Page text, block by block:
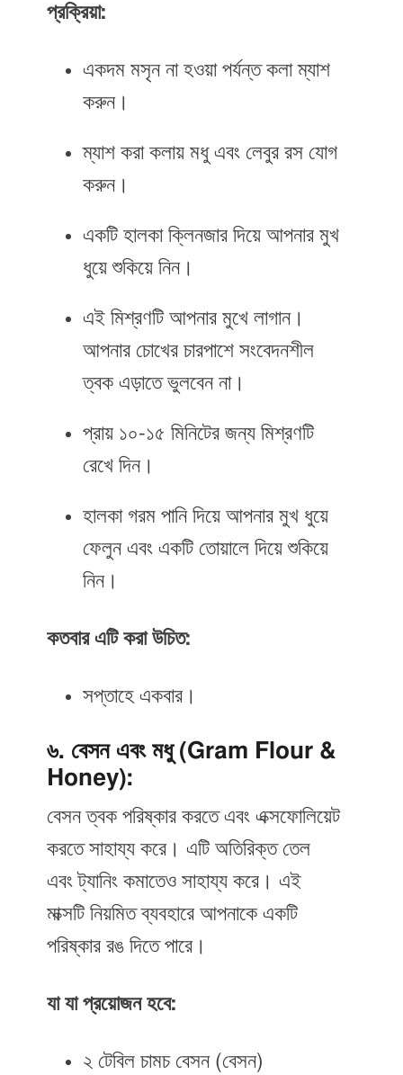
প্রক্রিয়া:
একদম মসৃন না হওয়া পর্যন্ত কলা ম্যাশ
করুন।
ম্যাশ করা কলায় মধু এবং লেবুর রস যোগ
করুন।
একটি হালকা ক্লিনজার দিয়ে আপনার মুখ
ধুয়ে শুকিয়ে নিন।
এই মিশ্রণটি আপনার মুখে লাগান।
আপনার চোখের চারপাশে সংবেদনশীল
ত্বক এড়াতে ভুলবেন না।
প্রায় ১০-১৫ মিনিটের জন্য মিশ্রণটি
রেখে দিন।
হালকা গরম পানি দিয়ে আপনার মুখ ধুয়ে
ফেলুন এবং একটি তোয়ালে দিয়ে শুকিয়ে
নিন।
কতবার এটি করা উচিত:
সপ্তাহে একবার।
৬. বেসন এবং মধু (Gram Flour &
Honey):
বেসন ত্বক পরিষ্কার করতে এবং এক্সফোলিয়েট
করতে সাহায্য করে। এটি অতিরিক্ত তেল
এবং ট্যানিং কমাতেও সাহায্য করে। এই
মাক্সটি নিয়মিত ব্যবহারে আপনাকে একটি
পরিষ্কার রঙ দিতে পারে।
যা যা প্রয়োজন হবে:
২ টেবিল চামচ বেসন (বেসন)